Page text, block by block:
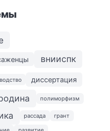
внииспк
диссертация
полиморфизм
рассада грант